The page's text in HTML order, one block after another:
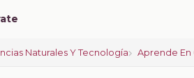
Naturales Y Tecnología Aprende En